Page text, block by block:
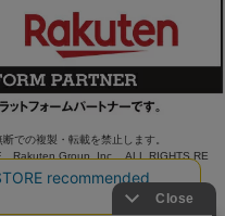
での複製・転載を禁止します。
Rakuten Group, Inc. ALL RIGHTS RE